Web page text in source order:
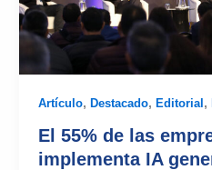
Artículo, Destacado, Editorial ,
El 55% de las
implementa IA